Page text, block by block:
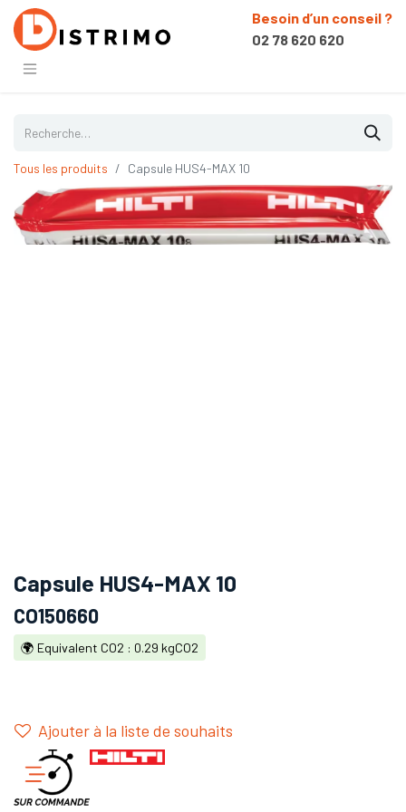
Besoin d’un conseil ?
02 78 620 620
Tous les produits Capsule HUS4-MAX 10
Capsule HUS4-MAX 10
CO150660
🌍 Equivalent CO2 : 0.29 kgCO2
Ajouter à la liste de souhaits